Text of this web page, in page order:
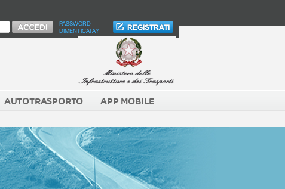
PASSWORD
DIMENTICATA?
AUTOTRASPORTO APP MOBILE